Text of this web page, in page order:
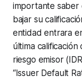
importante saber
bajar su
entidad entrara
última
riesgo emisor
“Issuer Default